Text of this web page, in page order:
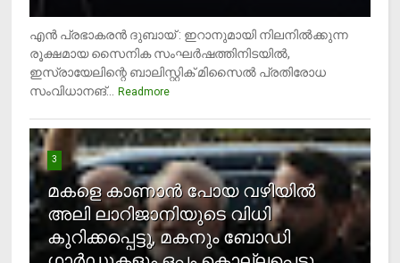
എന്‍ പ്രഭാകരന്‍ ദുബായ് : ഇറാനുമായി നിലനില്‍ക്കുന്ന
രൂക്ഷമായ സൈനിക സംഘര്‍ഷത്തിനിടയില്‍,
ഇസ്രായേലിന്റെ ബാലിസ്റ്റിക് മിസൈല്‍ പ്രതിരോധ
സംവിധാനങ്...
Readmore
3
മകളെ കാണാന്‍ പോയ വഴിയില്‍
അലി ലാറിജാനിയുടെ വിധി
കുറിക്കപ്പെട്ടു, മകനും ബോഡി